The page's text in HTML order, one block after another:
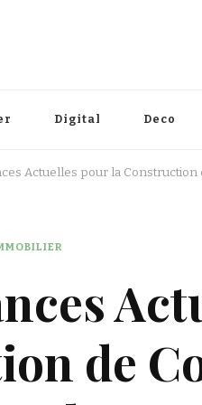
Digital Deco
Actuelles pour la Construction
de